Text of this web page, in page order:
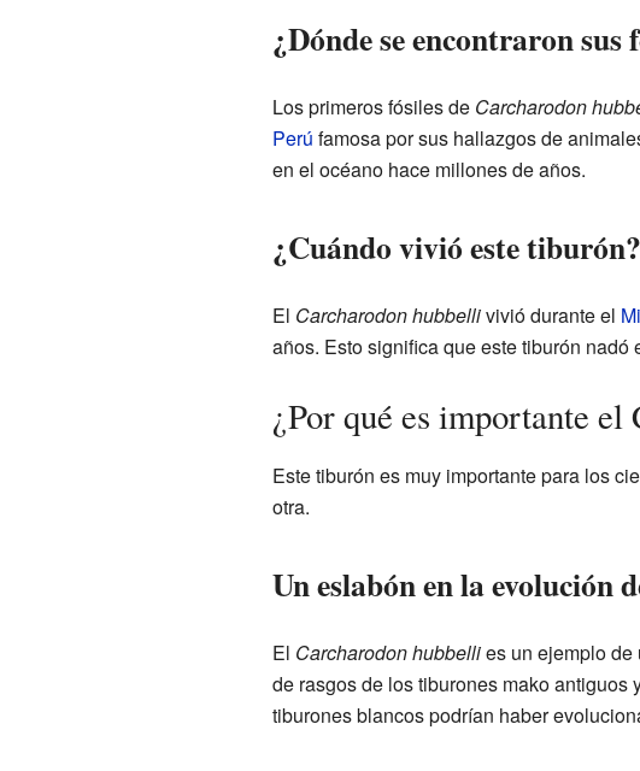
¿Dónde se encontraron sus
Los primeros fósiles de Carcharodon
Perú famosa por sus hallazgos de
en el océano hace millones de años.
¿Cuándo vivió este tiburón?
El Carcharodon hubbellivivió durante el
años. Esto significa que este tiburón
¿Por qué es importante
Este tiburón es muy importante para los
otra.
Un eslabón en la evolución
El Carcharodon hubbellies un ejemplo de
de rasgos de los tiburones mako
tiburones blancos podrían haber